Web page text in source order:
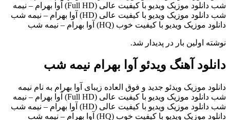
شب دانلود موزیک ویدیو با کیفیت عالی (Full HD) آوا بهرام – نیمه
شب دانلود موزیک ویدیو با کیفیت عالی (HD) آوا بهرام – نیمه شب
دانلود موزیک ویدیو با کیفیت خوب (HQ) آوا بهرام – نیمه شب
نوشته اولین بار در پدیدار شد.
دانلود آهنگ ویدئو آوا بهرام نیمه شب
دانلود موزیک ویدئو جدید و فوق العاده زیبای آوا بهرام به نام نیمه
شب دانلود موزیک ویدیو با کیفیت عالی (Full HD) آوا بهرام – نیمه
شب دانلود موزیک ویدیو با کیفیت عالی (HD) آوا بهرام – نیمه شب
دانلود موزیک ویدیو با کیفیت خوب (HQ) آوا بهرام – نیمه شب